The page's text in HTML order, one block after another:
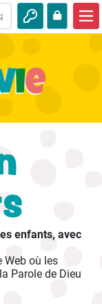
enfants, avec
Web où les
Parole de Dieu